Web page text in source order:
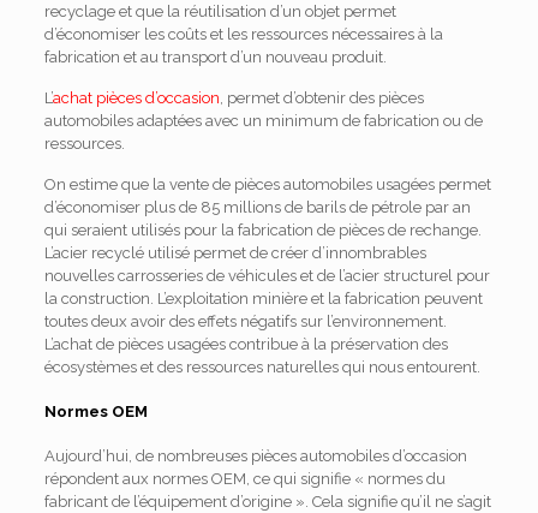
recyclage et que la réutilisation d’un objet permet
d’économiser les coûts et les ressources nécessaires à la
fabrication et au transport d’un nouveau produit.
L’achat pièces d’occasion , permet d’obtenir des pièces
automobiles adaptées avec un minimum de fabrication ou de
ressources.
On estime que la vente de pièces automobiles usagées permet
d’économiser plus de 85 millions de barils de pétrole par an
qui seraient utilisés pour la fabrication de pièces de rechange.
L’acier recyclé utilisé permet de créer d’innombrables
nouvelles carrosseries de véhicules et de l’acier structurel pour
la construction. L’exploitation minière et la fabrication peuvent
toutes deux avoir des effets négatifs sur l’environnement.
L’achat de pièces usagées contribue à la préservation des
écosystèmes et des ressources naturelles qui nous entourent.
Normes OEM
Aujourd’hui, de nombreuses pièces automobiles d’occasion
répondent aux normes OEM, ce qui signifie « normes du
fabricant de l’équipement d’origine ». Cela signifie qu’il ne s’agit